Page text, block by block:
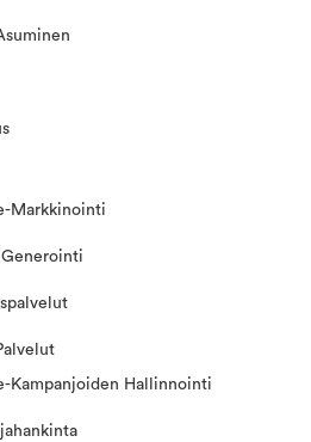
Markkinointi
Kampanjoiden Hallinnointi